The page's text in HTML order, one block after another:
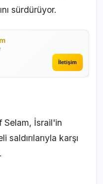
sürdürüyor.
İletişim
Selam, İsrail'in
karşı